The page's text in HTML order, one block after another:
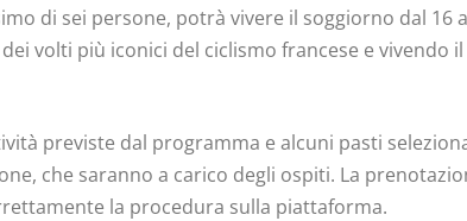
di sei persone, potrà vivere il soggiorno dal 16
volti più iconici del ciclismo francese e vivendo il
previste dal programma e alcuni pasti
che saranno a carico degli ospiti. La
la procedura sulla piattaforma.